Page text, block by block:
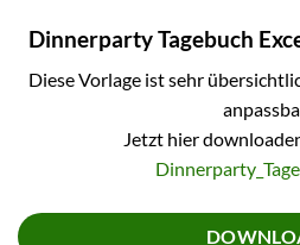
Dinnerparty Tagebuch
Diese Vorlage ist sehr
Jetzt hier